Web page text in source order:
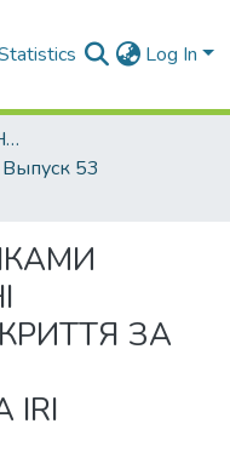
Log In
НАУКОВІ ВИДАННЯ ХНАДУ
Выпуск 53
ЗА
IRI